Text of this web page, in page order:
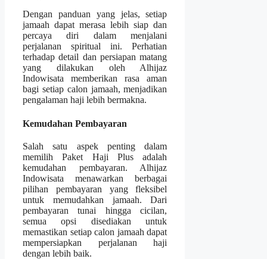
Dengan panduan yang jelas, setiap
jamaah dapat merasa lebih siap dan
percaya diri dalam menjalani
perjalanan spiritual ini. Perhatian
terhadap detail dan persiapan matang
yang dilakukan oleh Alhijaz
Indowisata memberikan rasa aman
bagi setiap calon jamaah, menjadikan
pengalaman haji lebih bermakna.
Kemudahan Pembayaran
Salah satu aspek penting dalam
memilih Paket Haji Plus adalah
kemudahan pembayaran. Alhijaz
Indowisata menawarkan berbagai
pilihan pembayaran yang fleksibel
untuk memudahkan jamaah. Dari
pembayaran tunai hingga cicilan,
semua opsi disediakan untuk
memastikan setiap calon jamaah dapat
mempersiapkan perjalanan haji
dengan lebih baik.